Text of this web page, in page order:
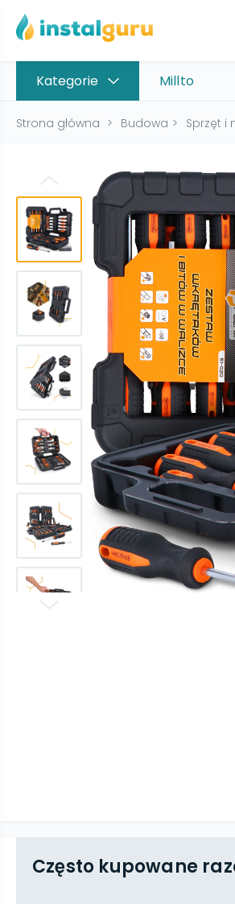
Kategorie Millto
Strona główna > Budowa > Sprzęt i
Często kupowane